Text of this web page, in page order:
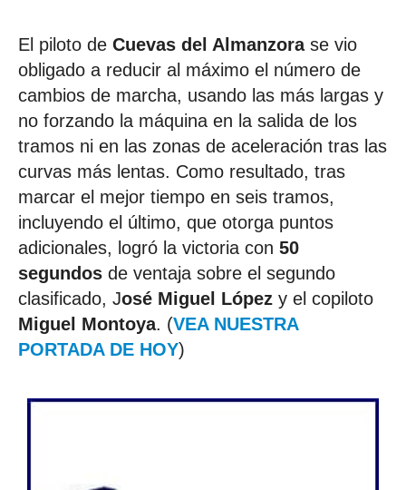
El piloto de Cuevas del Almanzora se vio
obligado a reducir al máximo el número de
cambios de marcha, usando las más largas y
no forzando la máquina en la salida de los
tramos ni en las zonas de aceleración tras las
curvas más lentas. Como resultado, tras
marcar el mejor tiempo en seis tramos,
incluyendo el último, que otorga puntos
adicionales, logró la victoria con 50
segundos de ventaja sobre el segundo
clasificado, José Miguel López y el copiloto
Miguel Montoya. (VEA NUESTRA
PORTADA DE HOY)